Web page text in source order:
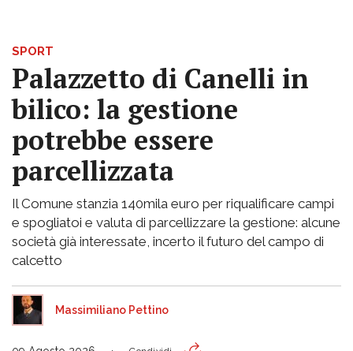
SPORT
Palazzetto di Canelli in
bilico: la gestione
potrebbe essere
parcellizzata
Il Comune stanzia 140mila euro per riqualificare campi
e spogliatoi e valuta di parcellizzare la gestione: alcune
società già interessate, incerto il futuro del campo di
calcetto
Massimiliano Pettino